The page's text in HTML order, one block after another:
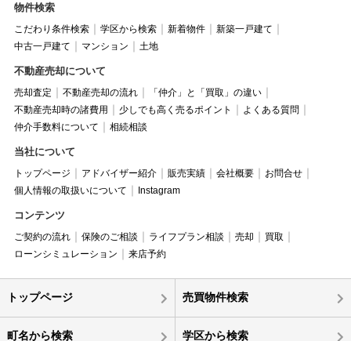
物件検索
こだわり条件検索 学区から検索 新着物件
新築一戸建て
中古一戸建て
マンション 土地
不動産売却について
売却査定 不動産売却の流れ
「仲介」と「買取」の違い
不動産売却時の諸費用
少しでも高く売るポイント
よくある質問
仲介手数料について
相続相談
当社について
トップページ アドバイザー紹介 販売実績 会社概要
お問合せ
個人情報の取扱いについて
Instagram
コンテンツ
ご契約の流れ 保険のご相談 ライフプラン相談 売却
買取
ローンシミュレーション
来店予約
トップページ 売買物件検索
町名から検索 学区から検索